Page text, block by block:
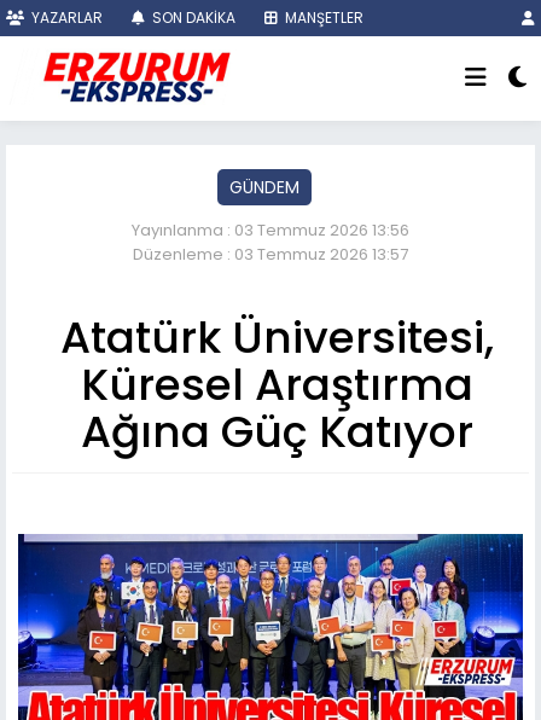
YAZARLAR SON DAKİKA MANŞETLER
GÜNDEM
Yayınlanma : 03 Temmuz 2026 13:56
Düzenleme : 03 Temmuz 2026 13:57
Atatürk Üniversitesi,
Küresel Araştırma
Ağına Güç Katıyor